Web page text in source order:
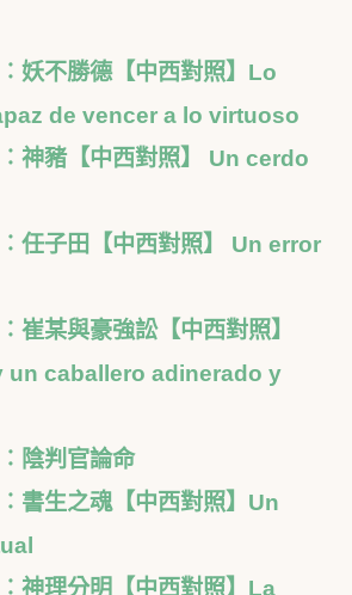
妖不勝德【中西對照】Lo
de vencer a lo virtuoso
︰神豬【中西對照】 Un cerdo
︰任子田【中西對照】 Un error
崔某與豪強訟【中西對照】
un caballero adinerado y
陰判官論命
書生之魂【中西對照】Un
神理分明【中西對照】La